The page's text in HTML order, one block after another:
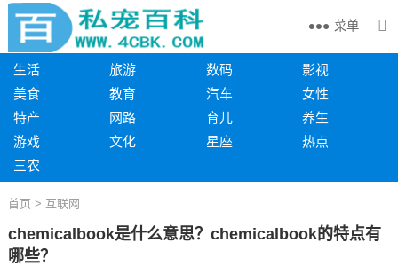
菜单
生活 旅游 数码
影视
美食
教育 汽车
女性
特产
网路 育儿
养生
游戏
文化 星座
热点
三农
首页 > 互联网
chemicalbook是什么意思？chemicalbook的特点有
哪些？